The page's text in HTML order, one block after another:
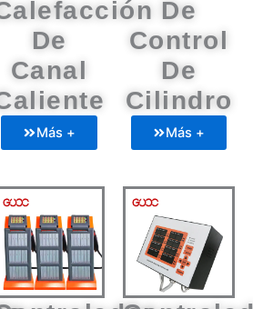
De
Canal
Más +
De
Control
De
Cilindro
Más +